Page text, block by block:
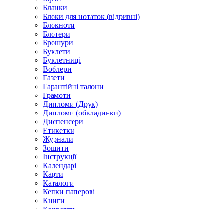
Бланки
Блоки для нотаток (відривні)
Блокноти
Блотери
Брошури
Буклети
Буклетниці
Воблери
Газети
Гарантійні талони
Грамоти
Дипломи (Друк)
Дипломи (обкладинки)
Диспенсери
Етикетки
Журнали
Зошити
Інструкції
Календарі
Карти
Каталоги
Кепки паперові
Книги